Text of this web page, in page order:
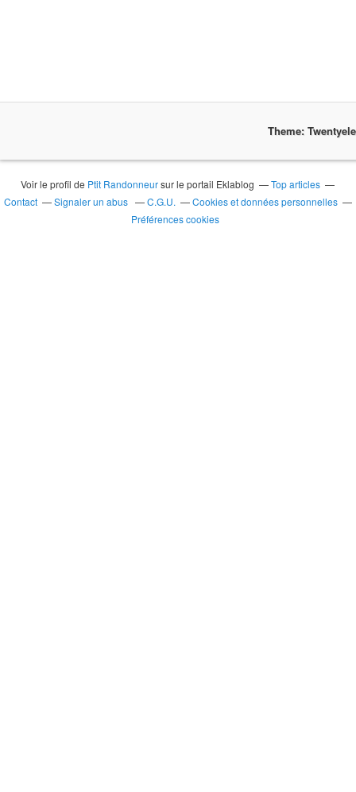
Theme:
Voir le profil de Ptit Randonneursur le portail Eklablog
Top articles
Contact
Signaler un abus C.G.U.
Cookies et données personnelles
Préférences cookies